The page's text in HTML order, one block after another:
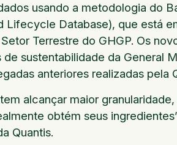
usando a metodologia do
Lifecycle Database), que está
Terrestre do GHGP. Os
sustentabilidade da General
anteriores realizadas pela
alcançar maior
obtém seus
Quantis.